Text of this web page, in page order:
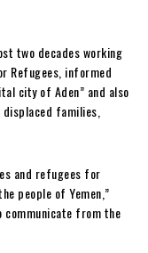
two decades working
Refugees, informed
city of Aden” and also
families,
and refugees for
people of Yemen,”
communicate from the